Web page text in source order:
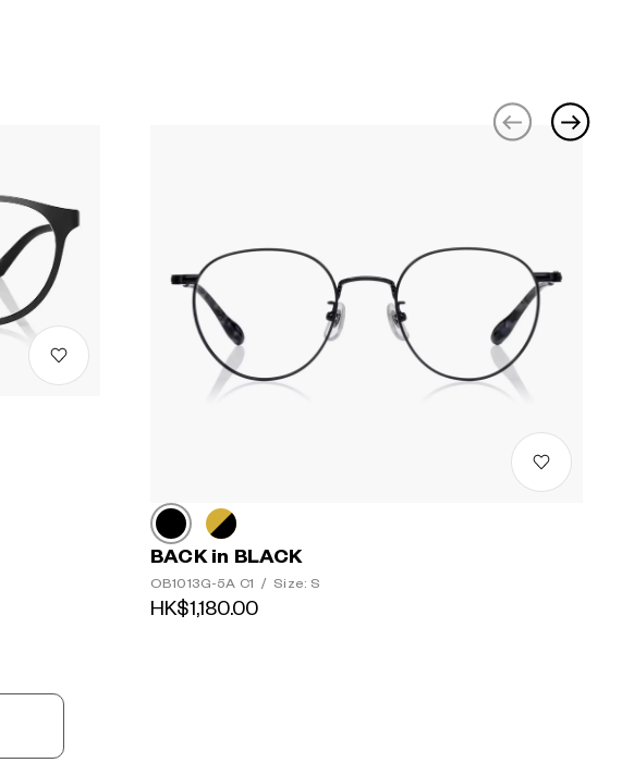
BACK in BLACK
OB1013G-5A C1 / Size: S
HK$1,180.00